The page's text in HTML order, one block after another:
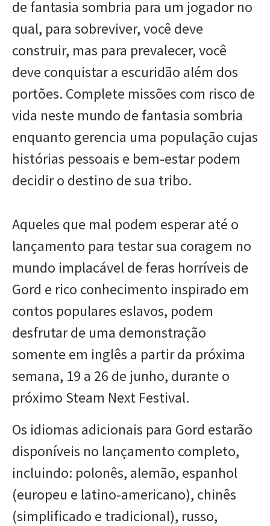
de fantasia sombria para um jogador no
qual, para sobreviver, você deve
construir, mas para prevalecer, você
deve conquistar a escuridão além dos
portões. Complete missões com risco de
vida neste mundo de fantasia sombria
enquanto gerencia uma população cujas
histórias pessoais e bem-estar podem
decidir o destino de sua tribo.
Aqueles que mal podem esperar até o
lançamento para testar sua coragem no
mundo implacável de feras horríveis de
Gord e rico conhecimento inspirado em
contos populares eslavos, podem
desfrutar de uma demonstração
somente em inglês a partir da próxima
semana, 19 a 26 de junho, durante o
próximo Steam Next Festival.
Os idiomas adicionais para Gord estarão
disponíveis no lançamento completo,
incluindo: polonês, alemão, espanhol
(europeu e latino-americano), chinês
(simplificado e tradicional), russo,